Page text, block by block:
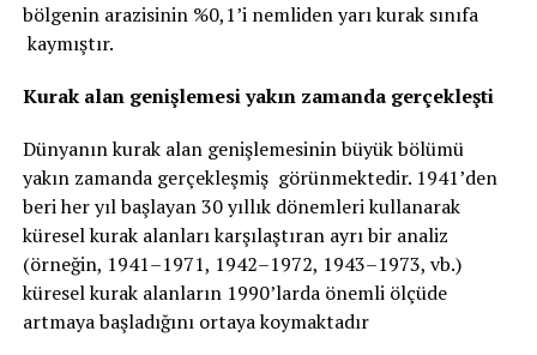
bölgenin arazisinin %0,1’i nemliden yarı kurak sınıfa
kaymıştır.
Kurak alan genişlemesi yakın zamanda gerçekleşti
Dünyanın kurak alan genişlemesinin büyük bölümü
yakın zamanda gerçekleşmiş görünmektedir. 1941’den
beri her yıl başlayan 30 yıllık dönemleri kullanarak
küresel kurak alanları karşılaştıran ayrı bir analiz
(örneğin, 1941–1971, 1942–1972, 1943–1973, vb.)
küresel kurak alanların 1990’larda önemli ölçüde
artmaya başladığını ortaya koymaktadır